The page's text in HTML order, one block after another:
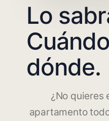
Lo
dónde.
¿No quieres
apartamento